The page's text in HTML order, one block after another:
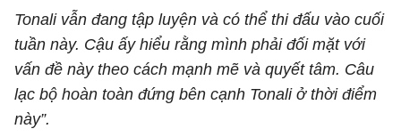
Tonali vẫn đang tập luyện và có thể thi đấu vào cuối
tuần này. Cậu ấy hiểu rằng mình phải đối mặt với
vấn đề này theo cách mạnh mẽ và quyết tâm. Câu
lạc bộ hoàn toàn đứng bên cạnh Tonali ở thời điểm
này”.